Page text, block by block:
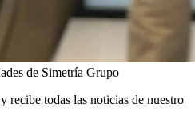
de Simetría Grupo
recibe todas las noticias de nuestro